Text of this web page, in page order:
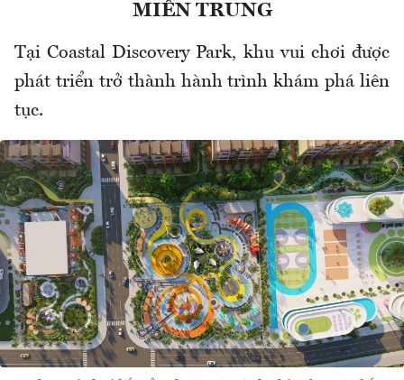
MIỀN TRUNG
Tại Coastal Discovery Park, khu vui chơi được
phát triển trở thành hành trình khám phá liên
tục.